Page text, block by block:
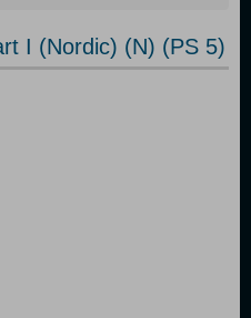
I (Nordic) (N) (PS 5)